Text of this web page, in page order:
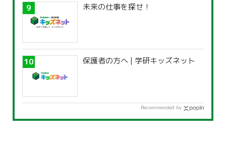
未来の仕事を探せ！
保護者の方へ | 学研キッズネット
Recommended by